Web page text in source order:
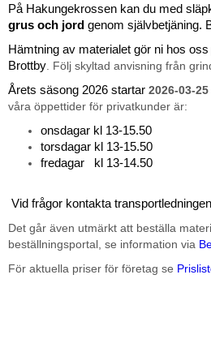
På Hakungekrossen kan du med
grus och jord genom självbetjäning.
Hämtning av materialet gör ni hos
Brottby . Följ skyltad anvisning från
Årets säsong 2026 startar 2026-03-25
våra öppettider för privatkunder är:
onsdagar kl 13-15.50
torsdagar kl 13-15.50
fredagar kl 13-14.50
Vid frågor kontakta
Det går även utmärkt att beställa
beställningsportal, se information via
För aktuella priser för företag se